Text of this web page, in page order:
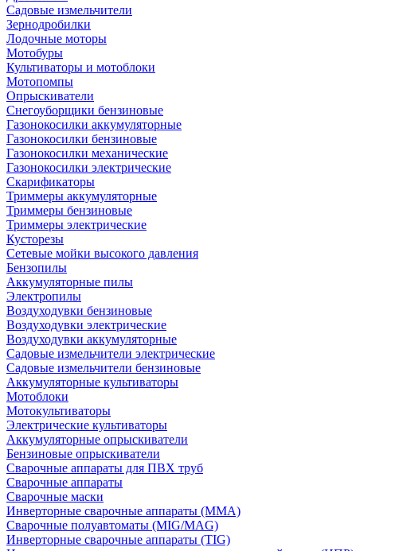
Садовые измельчители
Зернодробилки
Лодочные моторы
Мотобуры
Культиваторы и мотоблоки
Мотопомпы
Опрыскиватели
Снегоуборщики бензиновые
Газонокосилки аккумуляторные
Газонокосилки бензиновые
Газонокосилки механические
Газонокосилки электрические
Скарификаторы
Триммеры аккумуляторные
Триммеры бензиновые
Триммеры электрические
Кусторезы
Сетевые мойки высокого давления
Бензопилы
Аккумуляторные пилы
Электропилы
Воздуходувки бензиновые
Воздуходувки электрические
Воздуходувки аккумуляторные
Садовые измельчители электрические
Садовые измельчители бензиновые
Аккумуляторные культиваторы
Мотоблоки
Мотокультиваторы
Электрические культиваторы
Аккумуляторные опрыскиватели
Бензиновые опрыскиватели
Сварочные аппараты для ПВХ труб
Сварочные аппараты
Сварочные маски
Инверторные сварочные аппараты (ММА)
Сварочные полуавтоматы (MIG/MAG)
Инверторные сварочные аппараты (TIG)